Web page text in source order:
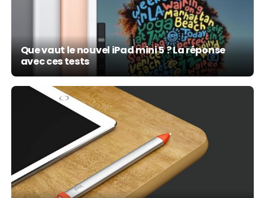
Que vaut le nouvel iPad mini 5 ? La réponse
avec ces tests